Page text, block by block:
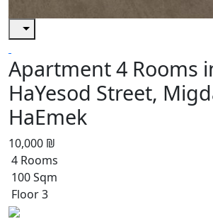
Apartment 4 Rooms
HaYesod Street,
HaEmek
10,000 ₪
4 Rooms
100 Sqm
Floor 3